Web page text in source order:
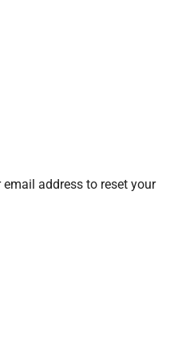
address to reset your